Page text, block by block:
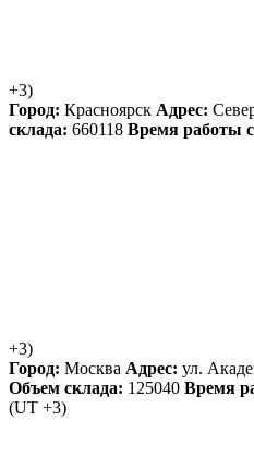
+3)
Город: Красноярск Адрес:
склада: 660118 Время работы
+3)
Город: Москва Адрес: ул.
Объем склада: 125040 Время
(UT +3)